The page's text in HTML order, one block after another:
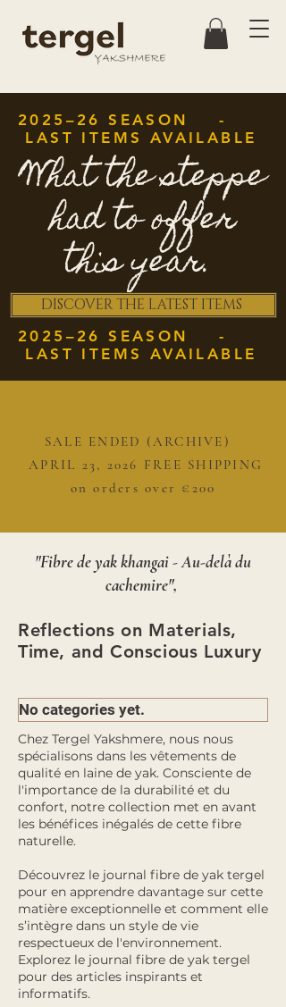
2025–26 SEASON -
LAST ITEMS AVAILABLE
What the steppe
had to offer
this year.
DISCOVER THE LATEST ITEMS
2025–26 SEASON -
LAST ITEMS AVAILABLE
SALE ENDED (ARCHIVE)
APRIL 23, 2026 FREE SHIPPING
on orders over €200
"Fibre de yak khangai - Au-delà du
cachemire",
​Reflections on Materials,
Time, and Conscious Luxury
No categories yet.
Chez Tergel Yakshmere, nous nous
spécialisons dans les vêtements de
qualité en laine de yak. Consciente de
l'importance de la durabilité et du
confort, notre collection met en avant
les bénéfices inégalés de cette fibre
naturelle.
Découvrez le journal fibre de yak tergel
pour en apprendre davantage sur cette
matière exceptionnelle et comment elle
s’intègre dans un style de vie
respectueux de l'environnement.
Explorez le journal fibre de yak tergel
pour des articles inspirants et
informatifs.